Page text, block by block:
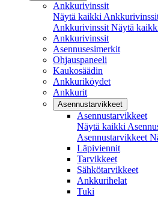
Ankkurivinssit
Näytä kaikki
Ankkurivinssit Näytä
Ankkurivinssit
Asennusesimerkit
Ohjauspaneeli
Kaukosäädin
Ankkuriköydet
Ankkurit
Asennustarvikkeet
Asennustarvikkeet
Näytä kaikki
Asennustarvikkeet
Läpiviennit
Tarvikkeet
Sähkötarvikkeet
Ankkurihelat
Tuki